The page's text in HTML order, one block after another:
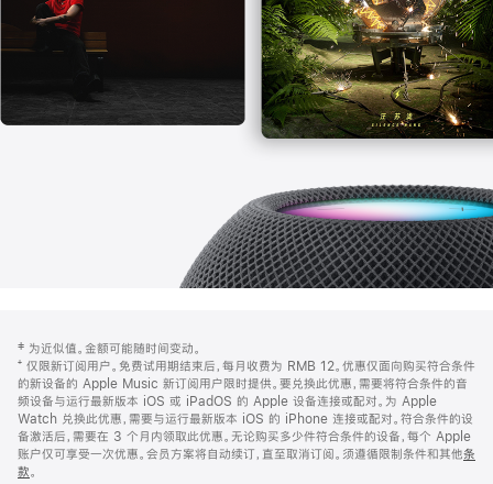
页
页
脚
注
‡ 为近似值。金额可能随时间变动。
⁺ 仅限新订阅用户。免费试用期结束后，每月收费为 RMB 12。优惠仅面向购买符合条件
的新设备的 Apple Music 新订阅用户限时提供。要兑换此优惠，需要将符合条件的音
频设备与运行最新版本 iOS 或 iPadOS 的 Apple 设备连接或配对。为 Apple
Watch 兑换此优惠，需要与运行最新版本 iOS 的 iPhone 连接或配对。符合条件的设
备激活后，需要在 3 个月内领取此优惠。无论购买多少件符合条件的设备，每个 Apple
账户仅可享受一次优惠。会员方案将自动续订，直至取消订阅。须遵循限制条件和其他条
款。